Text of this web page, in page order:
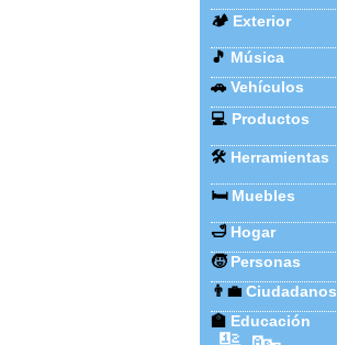
🏕️ Exterior
🎵 Música
🚗 Vehículos
💻 Productos
🛠️ Herramientas
🛏️ Muebles
🛁 Hogar
🧒 Personas
👨‍💼 Ciudadanos
🏫 Educación